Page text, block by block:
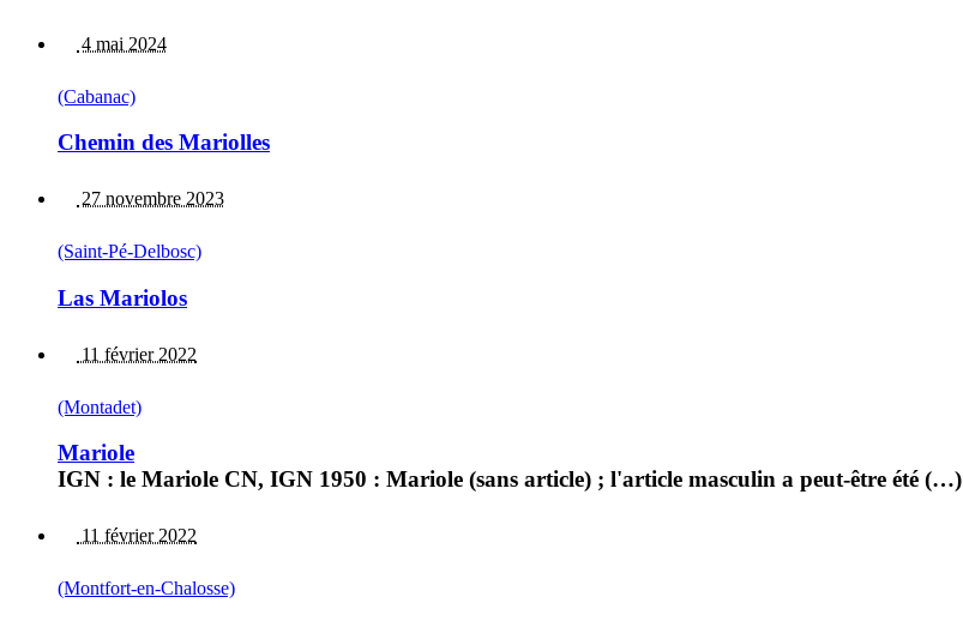
4 mai 2024
(Cabanac)
Chemin des Mariolles
27 novembre 2023
(Saint-Pé-Delbosc)
Las Mariolos
11 février 2022
(Montadet)
Mariole
IGN : le Mariole CN, IGN 1950 : Mariole (sans article) ; l'article masculin a peut-être été (…)
11 février 2022
(Montfort-en-Chalosse)